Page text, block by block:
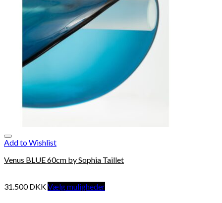
Add to Wishlist
Venus BLUE 60cm by Sophia Taillet
31.500DKKVælg muligheder